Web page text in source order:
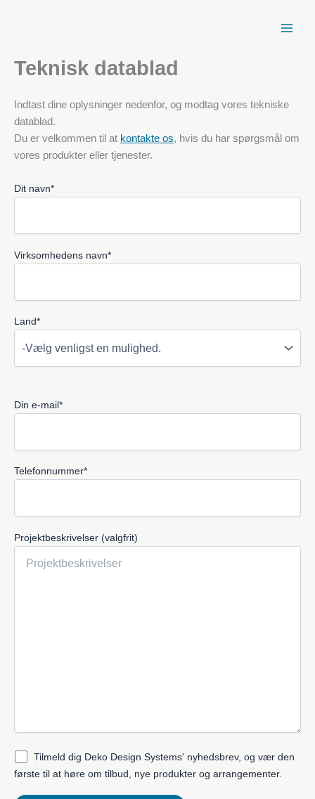
Teknisk datablad
Indtast dine oplysninger nedenfor, og modtag vores tekniske
datablad.
Du er velkommen til at kontakte os, hvis du har spørgsmål om
vores produkter eller tjenester.
Dit navn*
Virksomhedens navn*
Land*
Din e-mail*
Telefonnummer*
Projektbeskrivelser (valgfrit)
Tilmeld dig Deko Design Systems' nyhedsbrev, og vær den
første til at høre om tilbud, nye produkter og arrangementer.